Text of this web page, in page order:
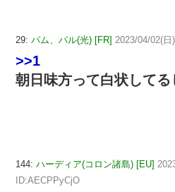
29: パム、パル(光) [FR] 2023/04/02(
>>1
朝日味方って白状してる
144: ハーディア(コロン諸島) [EU]
ID:AECPPyCjO